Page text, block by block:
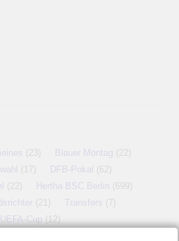
(23) Blauer Montag (22)
(17) DFB-Pokal (62)
(22) Hertha BSC Berlin (699)
(21) Transfers (7)
UEFA-Cup (12)